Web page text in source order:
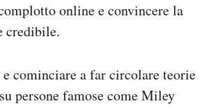
online e convincere la
credibile.
cominciare a far circolare teorie
persone famose come Miley